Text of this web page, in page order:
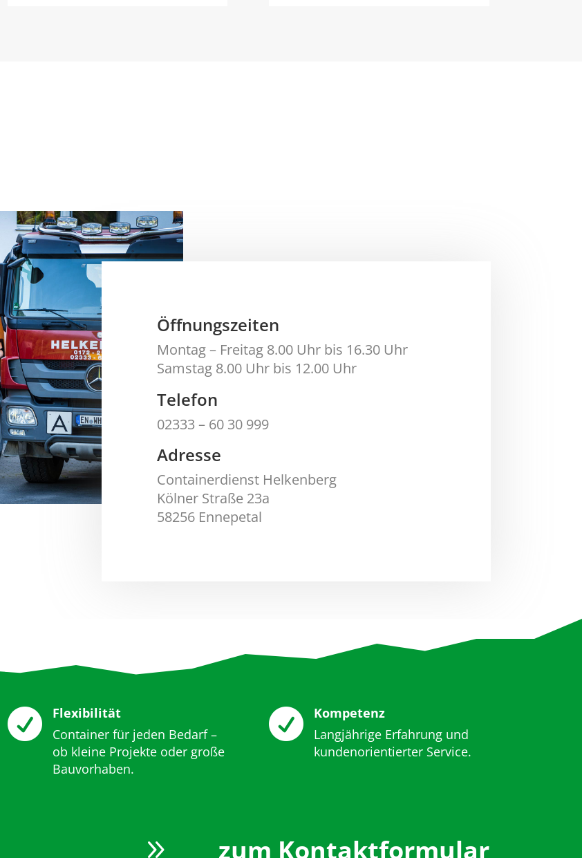
Öffnungszeiten
Montag – Freitag 8.00 Uhr bis 16.30 Uhr
Samstag 8.00 Uhr bis 12.00 Uhr
Telefon
02333 – 60 30 999
Adresse
Containerdienst Helkenberg
Kölner Straße 23a
58256 Ennepetal

Flexibilität
Container für jeden Bedarf –
ob kleine Projekte oder große
Bauvorhaben.

Kompetenz
Langjährige Erfahrung und
kundenorientierter Service.
9 zum Kontaktformular